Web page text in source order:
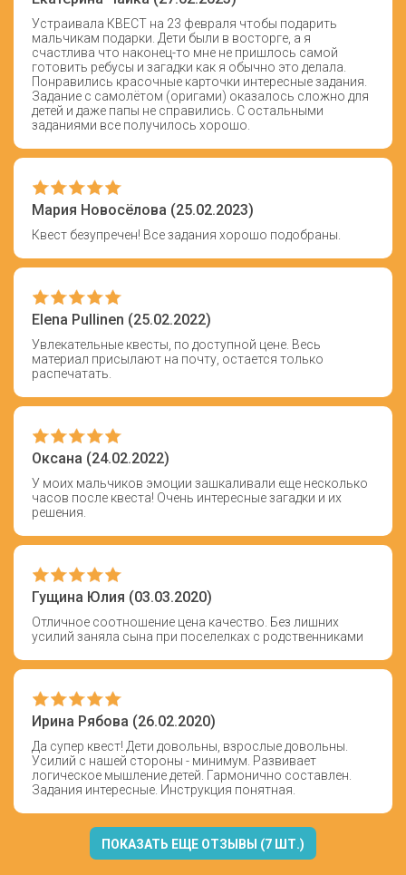
Устраивала КВЕСТ на 23 февраля чтобы подарить
мальчикам подарки. Дети были в восторге, а я
счастлива что наконец-то мне не пришлось самой
готовить ребусы и загадки как я обычно это делала.
Понравились красочные карточки интересные задания.
Задание с самолётом (оригами) оказалось сложно для
детей и даже папы не справились. С остальными
заданиями все получилось хорошо.
Мария Новосёлова (25.02.2023)
Квест безупречен! Все задания хорошо подобраны.
Elena Pullinen (25.02.2022)
Увлекательные квесты, по доступной цене. Весь
материал присылают на почту, остается только
распечатать.
Оксана (24.02.2022)
У моих мальчиков эмоции зашкаливали еще несколько
часов после квеста! Очень интересные загадки и их
решения.
Гущина Юлия (03.03.2020)
Отличное соотношение цена качество. Без лишних
усилий заняла сына при поселелках с родственниками
Ирина Рябова (26.02.2020)
Да супер квест! Дети довольны, взрослые довольны.
Усилий с нашей стороны - минимум. Развивает
логическое мышление детей. Гармонично составлен.
Задания интересные. Инструкция понятная.
ПОКАЗАТЬ ЕЩЕ ОТЗЫВЫ (7 ШТ.)